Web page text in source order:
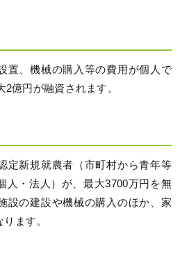
置、機械の購入等の費用が個人で
億円が融資されます。
定新規就農者（市町村から青年等
人・法人）が、最大3700万円を無
設の建設や機械の購入のほか、家
ます。